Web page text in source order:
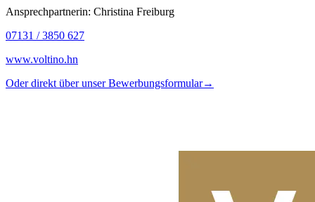
Ansprechpartnerin: Christina Freiburg
07131 / 3850 627
www.voltino.hn
Oder direkt über unser Bewerbungsformular→